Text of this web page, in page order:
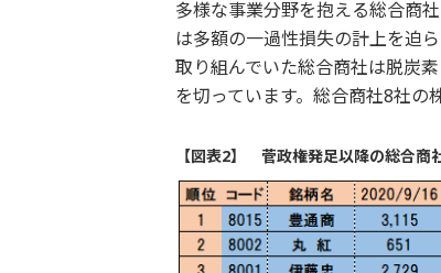
多様な事業分野を抱える総合商
は多額の一過性損失の計上を迫
取り組んでいた総合商社は脱炭
を切っています。総合商社8社の
【図表2】 菅政権発足以降の総合商